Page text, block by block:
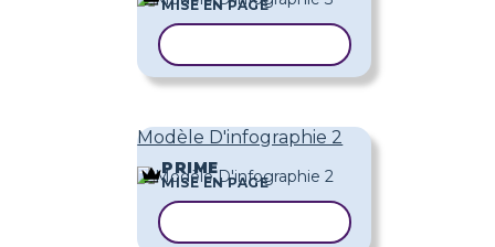
MISE EN PAGE
Modèle D'infographie 2
PRIME
MISE EN PAGE